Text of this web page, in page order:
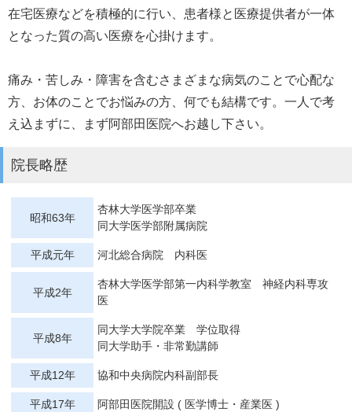
在宅医療などを積極的に行い、患者様と医療提供者が一体
となった質の高い医療を心掛けます。
痛み・苦しみ・障害を含むさまざまな病気のことで心配な
方、お体のことでお悩みの方、何でも結構です。一人で考
え込まずに、まず阿部田医院へお越し下さい。
院長略歴
昭和63年
杏林大学医学部卒業
同大学医学部附属病院
平成元年 河北総合病院 内科医
平成2年
杏林大学医学部第一内科学教室 神経内科専攻
医
平成8年
同大学大学院卒業 学位取得
同大学助手・非常勤講師
平成12年 協和中央病院内科副部長
平成17年 阿部田医院開設 ( 医学博士・産業医 )